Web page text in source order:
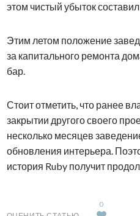
этом чистый убыток
Этим летом положение
за капитального ремонта
бар.
Стоит отметить, что ранее
закрытии другого своего
несколько месяцев
обновления интерьера.
история Ruby получит
0